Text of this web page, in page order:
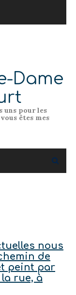
Dame
uns pour les
êtes mes
nous
de
peint par
rue, à